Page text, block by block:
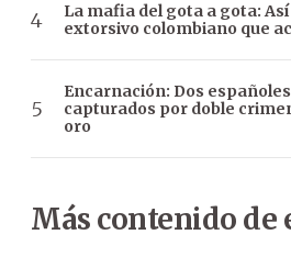
La mafia del gota a gota:
extorsivo colombiano que
Encarnación: Dos
capturados por doble
oro
Más contenido de